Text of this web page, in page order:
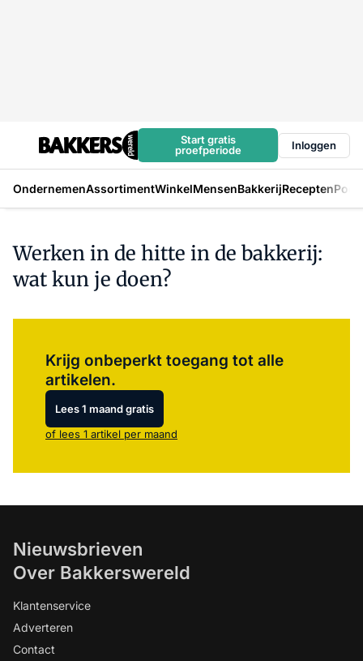
Start gratis
proefperiode
Inloggen
OndernemenAssortimentWinkelMensenBakkerijRecepten
Werken in de hitte in de bakkerij:
wat kun je doen?
Krijg onbeperkt toegang tot alle
artikelen.
Lees 1 maand gratis
of lees 1 artikel per maand
Nieuwsbrieven
Over Bakkerswereld
Klantenservice
Adverteren
Contact